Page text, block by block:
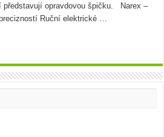
představují opravdovou špičku. Narex –
Ruční elektrické …